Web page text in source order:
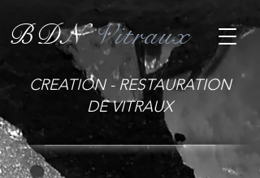
BDNVitraux
CREATION - RESTAURATION
DE VITRAUX